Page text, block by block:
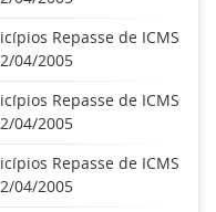
Repasse de ICMS
04/2005
Repasse de ICMS
04/2005
Repasse de ICMS
04/2005